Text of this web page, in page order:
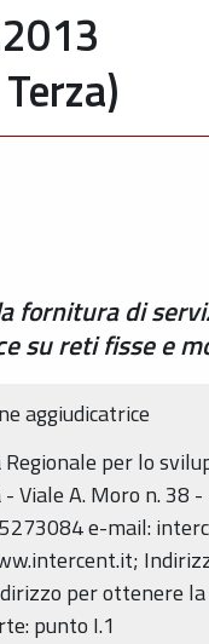
fornitura di
su reti fisse e
aggiudicatrice
per lo
Viale A. Moro n. 38
e-mail:
per ottenere
punto I.1